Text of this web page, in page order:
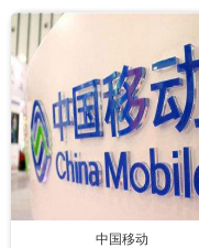
中国移动